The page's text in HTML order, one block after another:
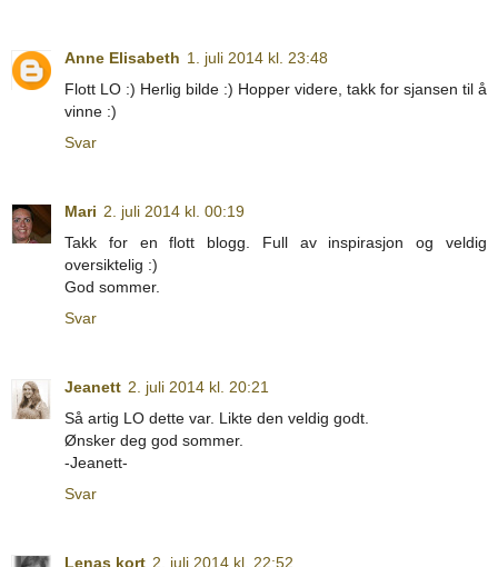
Anne Elisabeth 1. juli 2014 kl. 23:48
Flott LO :) Herlig bilde :) Hopper videre, takk for sjansen til å
vinne :)
Svar
Mari 2. juli 2014 kl. 00:19
Takk for en flott blogg. Full av inspirasjon og veldig
oversiktelig :)
God sommer.
Svar
Jeanett 2. juli 2014 kl. 20:21
Så artig LO dette var. Likte den veldig godt.
Ønsker deg god sommer.
-Jeanett-
Svar
Lenas kort 2. juli 2014 kl. 22:52